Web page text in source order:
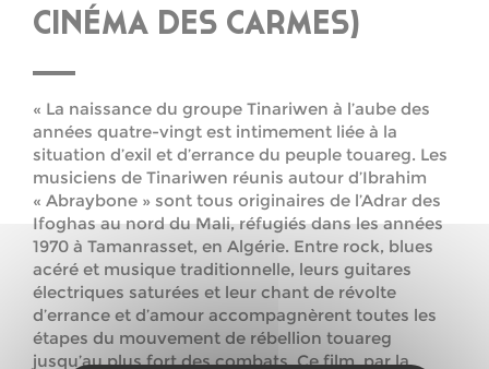
CINÉMA DES CARMES)
« La naissance du groupe Tinariwen à l’aube des
années quatre-vingt est intimement liée à la
situation d’exil et d’errance du peuple touareg. Les
musiciens de Tinariwen réunis autour d’Ibrahim
« Abraybone » sont tous originaires de l’Adrar des
Ifoghas au nord du Mali, réfugiés dans les années
1970 à Tamanrasset, en Algérie. Entre rock, blues
acéré et musique traditionnelle, leurs guitares
électriques saturées et leur chant de révolte
d’errance et d’amour accompagnèrent toutes les
étapes du mouvement de rébellion touareg
jusqu’au plus fort des combats. Ce film, par la